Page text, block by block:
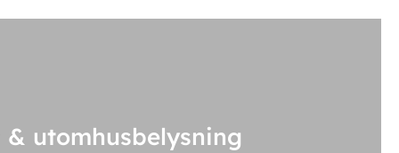
utomhusbelysning